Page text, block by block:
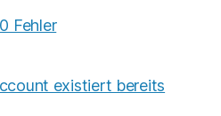
Fehler
existiert bereits